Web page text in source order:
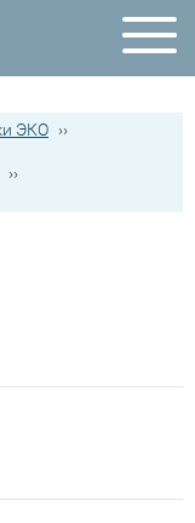
ЭКО ››
››